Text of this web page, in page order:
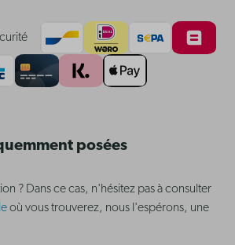
posées
? Dans ce cas, n'hésitez pas à consulter
où vous trouverez, nous l'espérons, une